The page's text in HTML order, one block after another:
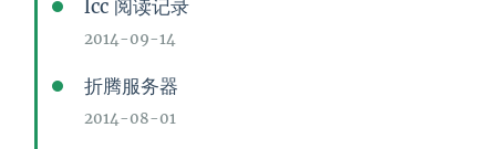
lcc 阅读记录
2014-09-14
折腾服务器
2014-08-01